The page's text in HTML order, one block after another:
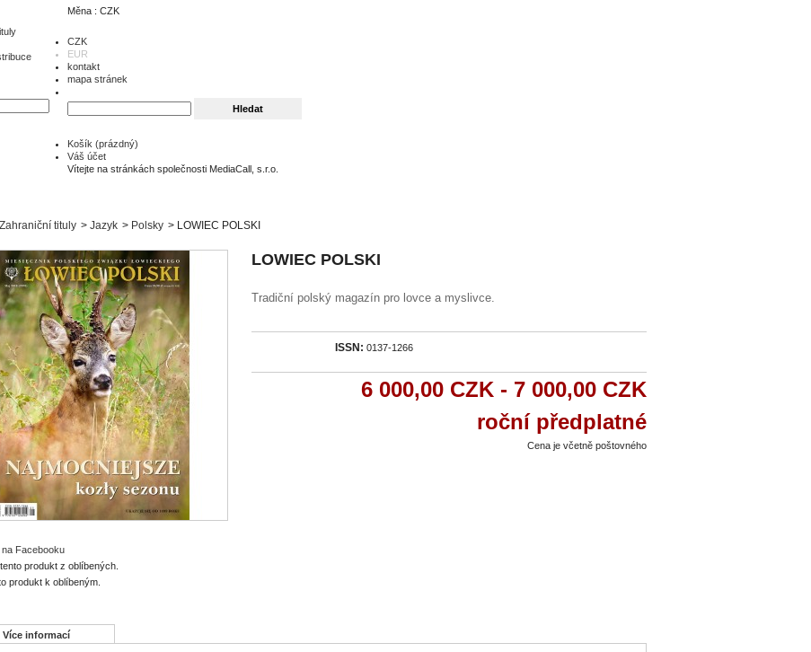
Měna : CZK
CZK
EUR
kontakt
mapa stránek
Košík (prázdný)
Váš účet
Vítejte na stránkách společnosti MediaCall, s.r.o.
Zahraniční tituly > Jazyk > Polsky > LOWIEC POLSKI
na Facebooku
produkt z oblíbených.
produkt k oblíbeným.
LOWIEC POLSKI
Tradiční polský magazín pro lovce a myslivce.
ISSN: 0137-1266
6 000,00 CZK - 7 000,00 CZK
roční předplatné
Cena je včetně poštovného
Více informací